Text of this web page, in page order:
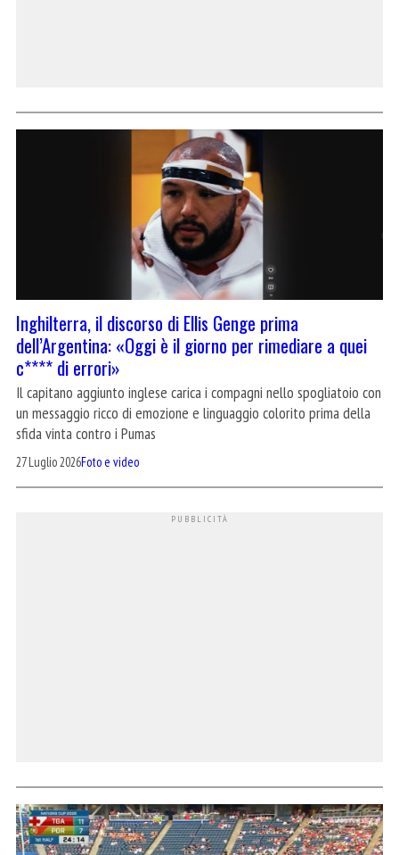
Inghilterra, il discorso di Ellis Genge prima
dell’Argentina: «Oggi è il giorno per rimediare a quei
c**** di errori»
Il capitano aggiunto inglese carica i compagni nello spogliatoio con
un messaggio ricco di emozione e linguaggio colorito prima della
sfida vinta contro i Pumas
27 Luglio 2026Foto e video